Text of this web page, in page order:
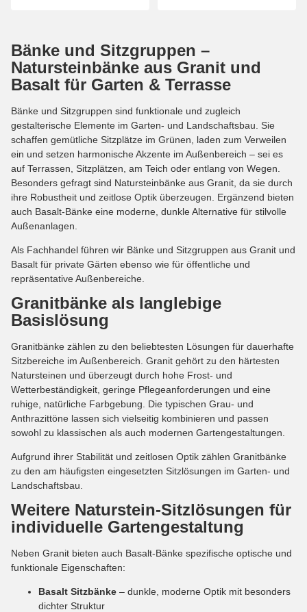
Bänke und Sitzgruppen –
Natursteinbänke aus Granit und
Basalt für Garten & Terrasse
Bänke und Sitzgruppen sind funktionale und zugleich
gestalterische Elemente im Garten- und Landschaftsbau. Sie
schaffen gemütliche Sitzplätze im Grünen, laden zum Verweilen
ein und setzen harmonische Akzente im Außenbereich – sei es
auf Terrassen, Sitzplätzen, am Teich oder entlang von Wegen.
Besonders gefragt sind Natursteinbänke aus Granit, da sie durch
ihre Robustheit und zeitlose Optik überzeugen. Ergänzend bieten
auch Basalt-Bänke eine moderne, dunkle Alternative für stilvolle
Außenanlagen.
Als Fachhandel führen wir Bänke und Sitzgruppen aus Granit und
Basalt für private Gärten ebenso wie für öffentliche und
repräsentative Außenbereiche.
Granitbänke als langlebige
Basislösung
Granitbänke zählen zu den beliebtesten Lösungen für dauerhafte
Sitzbereiche im Außenbereich. Granit gehört zu den härtesten
Natursteinen und überzeugt durch hohe Frost- und
Wetterbeständigkeit, geringe Pflegeanforderungen und eine
ruhige, natürliche Farbgebung. Die typischen Grau- und
Anthrazittöne lassen sich vielseitig kombinieren und passen
sowohl zu klassischen als auch modernen Gartengestaltungen.
Aufgrund ihrer Stabilität und zeitlosen Optik zählen Granitbänke
zu den am häufigsten eingesetzten Sitzlösungen im Garten- und
Landschaftsbau.
Weitere Naturstein-Sitzlösungen für
individuelle Gartengestaltung
Neben Granit bieten auch Basalt-Bänke spezifische optische und
funktionale Eigenschaften:
Basalt Sitzbänke – dunkle, moderne Optik mit besonders
dichter Struktur